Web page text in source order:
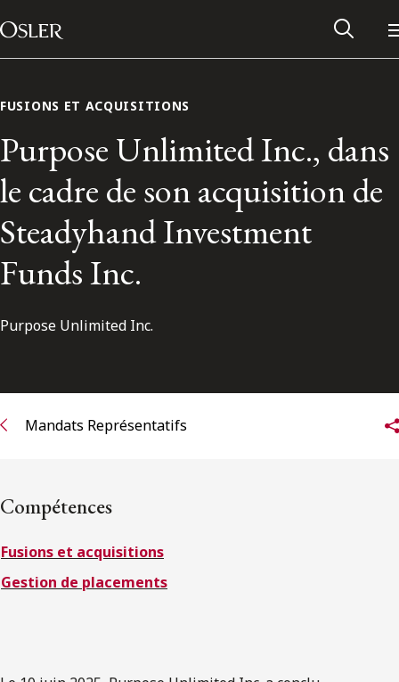
Passer au contenu
Main Navigation
Réseau des anciens d’Osler
S’abonner
FUSIONS ET ACQUISITIONS
Purpose Unlimited Inc., dans
le cadre de son acquisition de
Steadyhand Investment
Funds Inc.
Purpose Unlimited Inc.
Mandats Représentatifs
Compétences
Fusions et acquisitions
Gestion de placements